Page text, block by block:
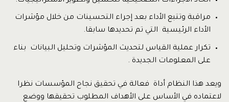
مراقبة وتتبع الأداء بعد إجراء التحسينات من خلال مؤشرات
الأداء الرئيسية التي تم تحديدها سابقا.
تكرار عملية القياس لتحديث المؤشرات وتحليل البيانات بناء
على المعلومات الجديدة .
ويعد هذا النظام أداة فعالة في تحقيق نجاح المؤسسات نظرا
لاعتماده في الأساس على الأهداف المطلوب تحقيقها ووضع